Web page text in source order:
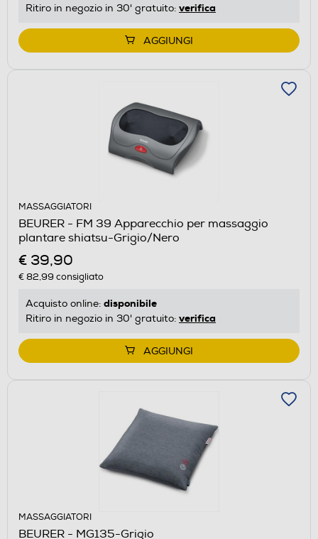
Ritiro in negozio in 30' gratuito: verifica
AGGIUNGI
MASSAGGIATORI
BEURER - FM 39 Apparecchio per massaggio
plantare shiatsu-Grigio/Nero
€ 39,90
€ 82,99 consigliato
Acquisto online: disponibile
Ritiro in negozio in 30' gratuito: verifica
AGGIUNGI
MASSAGGIATORI
BEURER - MG135-Grigio